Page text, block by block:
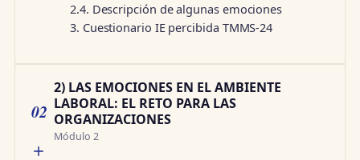
2.4. Descripción de algunas emociones
3. Cuestionario IE percibida TMMS-24
02
2) LAS EMOCIONES EN EL AMBIENTE
LABORAL: EL RETO PARA LAS
ORGANIZACIONES
Módulo 2